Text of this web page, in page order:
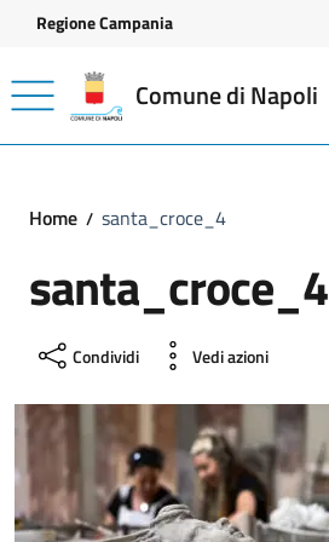
Vai ai contenuti
Vai al footer
Regione Campania
Comune di Napoli
Home santa_croce_4
santa_croce_4
Condividi Vedi azioni